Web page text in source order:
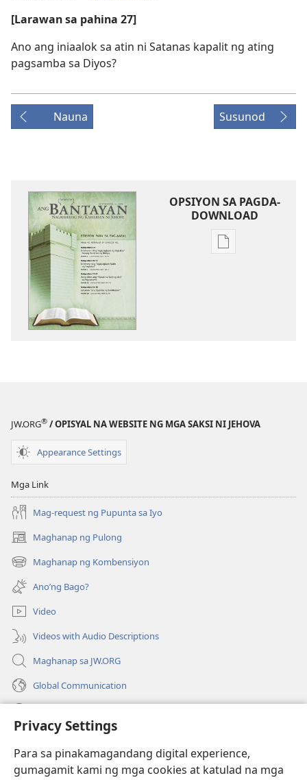
Privacy Settings
Para sa pinakamagandang digital experience,
gumagamit kami ng mga cookies at katulad na mga
[Larawan sa pahina 27]
Ano ang iniaalok sa atin ni Satanas kapalit ng ating
pagsamba sa Diyos?
Nauna Susunod
OPSIYON SA PAGDA-
DOWNLOAD
Opsiyon
SA
JW.ORG® / OPISYAL NA WEBSITE NG MGA SAKSI NI JEHOVA
Appearance Settings
Mga Link
Mag-request ng Pupunta sa Iyo
Maghanap ng Pulong
(may
bubukas
na
bagong
window)
Maghanap ng Kombensiyon
(may
bubukas
na
bagong
window)
Ano’ng Bago?
Video
Videos with Audio Descriptions
Maghanap sa JW.ORG
Global Communication
(may
na